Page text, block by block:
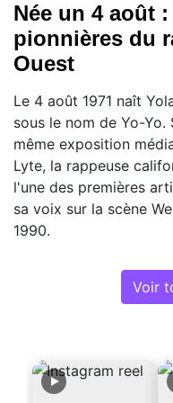
Née un 4 août
pionnières du
Ouest
Le 4 août 1971 naît
sous le nom de Yo-
même exposition
Lyte, la rappeuse
l'une des premières
sa voix sur la scène
1990.
Voir